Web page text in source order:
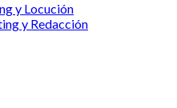
y Locución
y Redacción